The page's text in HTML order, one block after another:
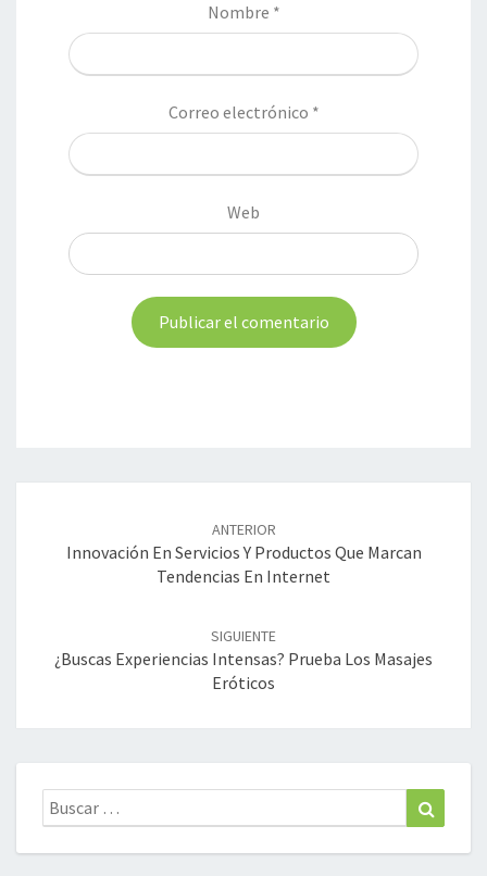
Nombre *
Correo electrónico *
Web
entradas
ANTERIOR
Innovación En Servicios Y Productos Que Marcan
Tendencias En Internet
SIGUIENTE
¿Buscas Experiencias Intensas? Prueba Los Masajes
Eróticos
Buscar: